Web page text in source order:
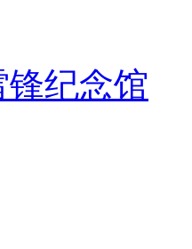
纪念馆